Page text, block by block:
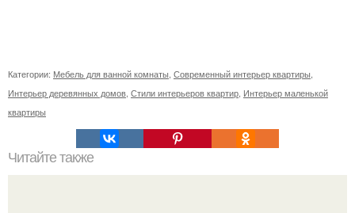
Категории: Мебель для ванной комнаты Современный интерьер квартиры
Интерьер деревянных домов Стили интерьеров квартир Интерьер маленькой
квартиры
Читайте также